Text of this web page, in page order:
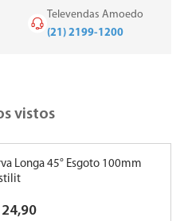
Televendas Amoedo
(21) 2199-1200
vistos
Longa 45° Esgoto 100mm
24,90